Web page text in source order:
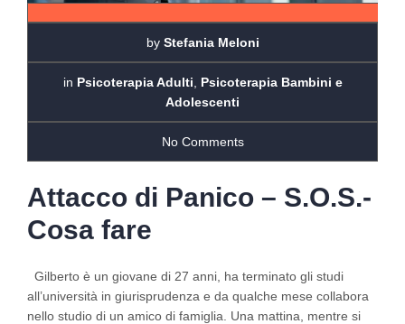
by Stefania Meloni
in Psicoterapia Adulti
Psicoterapia Bambini e
Adolescenti
No Comments
Attacco di Panico – S.O.S.-
Cosa fare
Gilberto è un giovane di 27 anni, ha terminato gli studi
all’università in giurisprudenza e da qualche mese collabora
nello studio di un amico di famiglia. Una mattina, mentre si